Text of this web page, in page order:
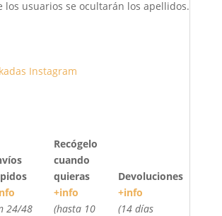
los usuarios se ocultarán los apellidos.
24/48
Recógelo
cuando
quieras
+info
(hasta 10
Devoluciones
+info
(14 días